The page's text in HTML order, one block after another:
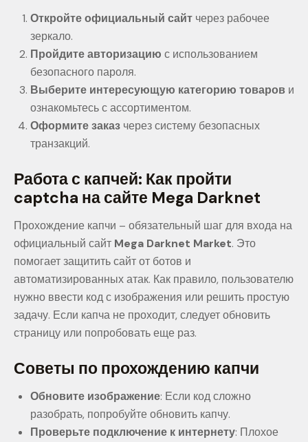
Откройте официальный сайт через рабочее
зеркало.
Пройдите авторизацию с использованием
безопасного пароля.
Выберите интересующую категорию товаров и
ознакомьтесь с ассортиментом.
Оформите заказ через систему безопасных
транзакций.
Работа с капчей: Как пройти
captcha на сайте Mega Darknet
Прохождение капчи – обязательный шаг для входа на
официальный сайт Mega Darknet Market. Это
помогает защитить сайт от ботов и
автоматизированных атак. Как правило, пользователю
нужно ввести код с изображения или решить простую
задачу. Если капча не проходит, следует обновить
страницу или попробовать еще раз.
Советы по прохождению капчи
Обновите изображение: Если код сложно
разобрать, попробуйте обновить капчу.
Проверьте подключение к интернету: Плохое